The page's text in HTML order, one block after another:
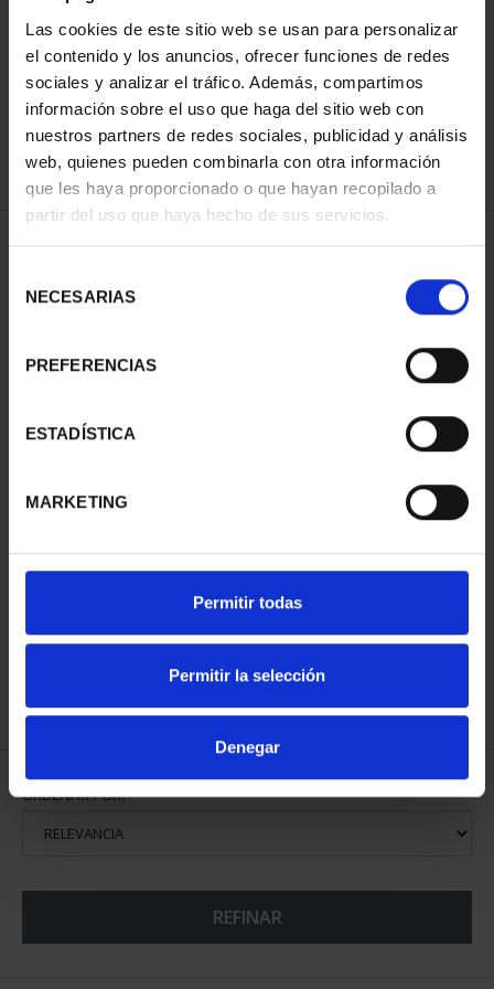
Las cookies de este sitio web se usan para personalizar
el contenido y los anuncios, ofrecer funciones de redes
sociales y analizar el tráfico. Además, compartimos
información sobre el uso que haga del sitio web con
nuestros partners de redes sociales, publicidad y análisis
web, quienes pueden combinarla con otra información
que les haya proporcionado o que hayan recopilado a
partir del uso que haya hecho de sus servicios.
NECESARIAS
PREFERENCIAS
ESTADÍSTICA
MARKETING
Permitir todas
Permitir la selección
Denegar
ORDENAR POR:
REFINAR
1 Productos encontrados
PROVINCIA COLECCION
COMPLET...
ORDENAR POR: